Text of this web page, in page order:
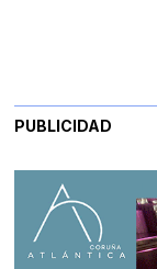
PUBLICIDAD